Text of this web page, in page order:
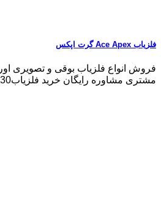
فلزیاب Ace Apex گرت اپکس
فروش انواع فلزیاب بوقی و تصویری
مشتری مشاوره رایگان خرید فلزیاب09102191330